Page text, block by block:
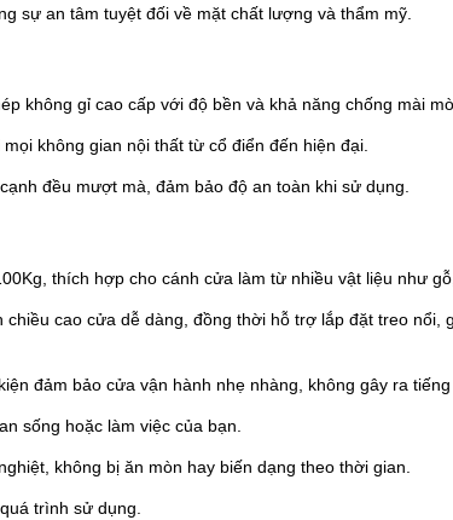
sự an tâm tuyệt đối về mặt chất lượng và thẩm mỹ.
không gỉ cao cấp với độ bền và khả năng chống mài
không gian nội thất từ cổ điển đến hiện đại.
đều mượt mà, đảm bảo độ an toàn khi sử dụng.
thích hợp cho cánh cửa làm từ nhiều vật liệu như
chiều cao cửa dễ dàng, đồng thời hỗ trợ lắp đặt treo
đảm bảo cửa vận hành nhẹ nhàng, không gây ra tiếng
sống hoặc làm việc của bạn.
không bị ăn mòn hay biến dạng theo thời gian.
trình sử dụng.